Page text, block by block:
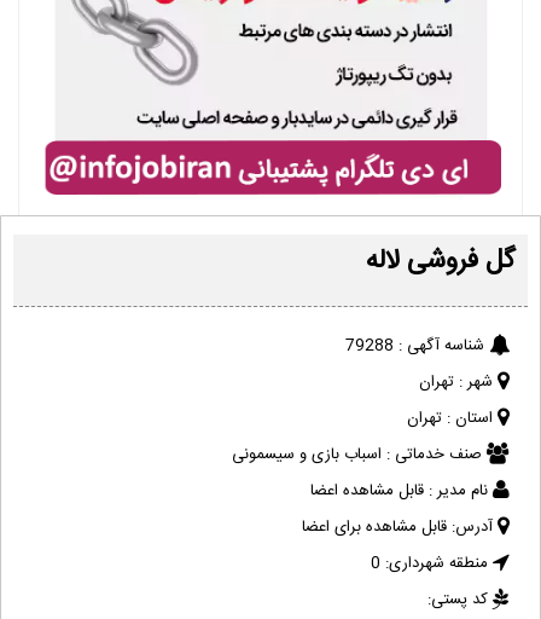
گل فروشی لاله
شناسه آگهی : 79288
شهر : تهران
استان : تهران
صنف خدماتی : اسباب بازی و سیسمونی
نام مدیر : قابل مشاهده اعضا
آدرس: قابل مشاهده برای اعضا
منطقه شهرداری: 0
کد پستی: